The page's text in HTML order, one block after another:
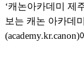
‘캐논아카데미 제
보는 캐논 아카데